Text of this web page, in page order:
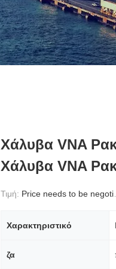
Χάλυβα VNA
Χάλυβα VNA
Τιμή: Price needs to be negotiated
Χαρακτηριστικό
ζα